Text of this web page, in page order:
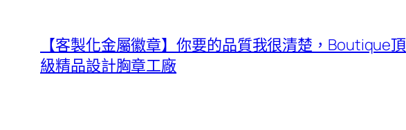
【客製化金屬徽章】你要的品質我很清楚，Boutique頂
級精品設計胸章工廠